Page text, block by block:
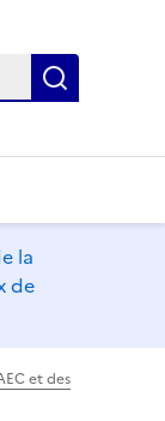
la
de
et des